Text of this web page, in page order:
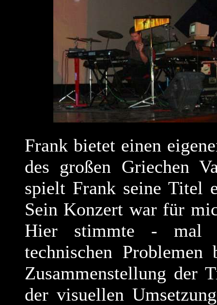
Frank bietet einen
des großen Griechen
spielt Frank seine Titel
Sein Konzert war für
Hier stimmte - mal
technischen
Zusammenstellung der
der visuellen